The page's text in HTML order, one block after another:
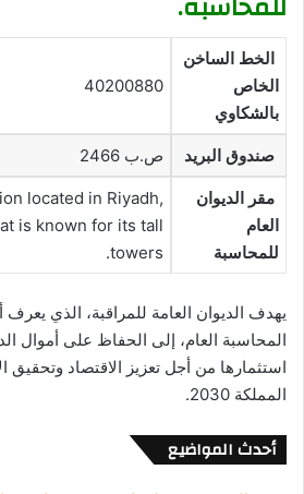
الخط الساخن
الخاص
بالشكاوي
40200880
صندوق البريد ص.ب 2466
مقر الديوان
العام
للمحاسبة
located in Riyadh,
is known for its tall
towers.
يهدف الديوان العامة للمراقبة، الذي يعرف
المحاسبة العام، إلى الحفاظ على أموال
استثمارها من أجل تعزيز الاقتصاد وتحقيق
المملكة 2030.
أحدث المواضيع